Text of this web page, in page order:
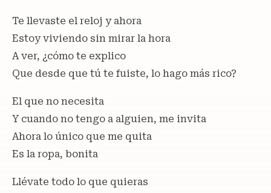
Te llevaste el reloj y ahora
Estoy viviendo sin mirar la hora
A ver, ¿cómo te explico
Que desde que tú te fuiste, lo hago más rico?
El que no necesita
Y cuando no tengo a alguien, me invita
Ahora lo único que me quita
Es la ropa, bonita
Llévate todo lo que quieras